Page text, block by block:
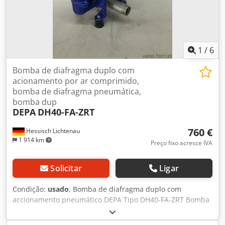
1 / 6
Hessisch Lichtenau
1 914 km
Bomba de diafragma duplo com
acionamento por ar comprimido,
bomba de diafragma pneumática,
bomba dup
DEPA DH40-FA-ZRT
760 €
Preço fixo acresce IVA
Solicitar Ligar
Condição: usado, Bomba de diafragma duplo com
accionamento pneumático DEPA Tipo DH40-FA-ZRT Bomba
de diafragma operada a ar, bomba dupla Nº de série:
B1802498 Ano de construção 09.05.2018 Temperatura: